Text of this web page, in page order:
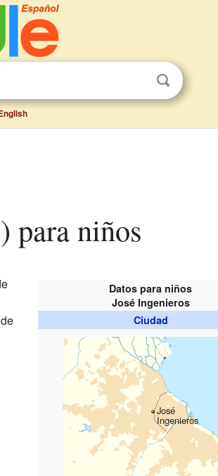
para niños
Datos para niños
José Ingenieros
Ciudad
José
Ingenieros